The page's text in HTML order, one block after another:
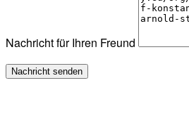
Nachricht für Ihren Freund